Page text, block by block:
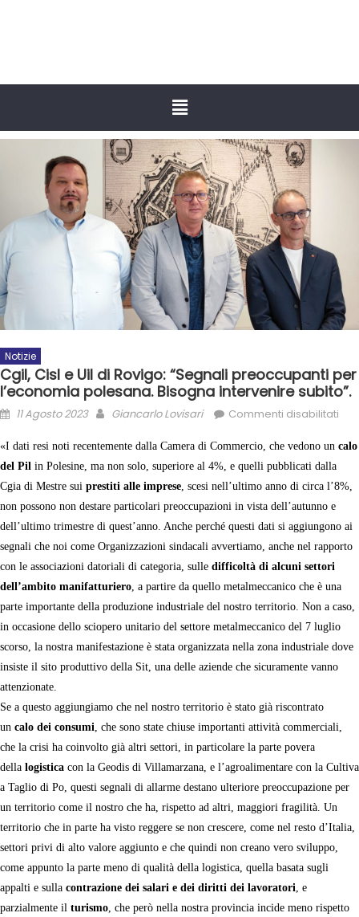
Notizie
Cgil, Cisl e Uil di Rovigo: “Segnali preoccupanti per
l’economia polesana. Bisogna intervenire subito”.
11 Agosto 2023 Giancarlo Lovisari Commenti disabilitati
«I dati resi noti recentemente dalla Camera di Commercio, che vedono un calo
del Pil in Polesine, ma non solo, superiore al 4%, e quelli pubblicati dalla
Cgia di Mestre sui prestiti alle imprese, scesi nell’ultimo anno di circa l’8%,
non possono non destare particolari preoccupazioni in vista dell’autunno e
dell’ultimo trimestre di quest’anno. Anche perché questi dati si aggiungono ai
segnali che noi come Organizzazioni sindacali avvertiamo, anche nel rapporto
con le associazioni datoriali di categoria, sulle difficoltà di alcuni settori
dell’ambito manifatturiero, a partire da quello metalmeccanico che è una
parte importante della produzione industriale del nostro territorio. Non a caso,
in occasione dello sciopero unitario del settore metalmeccanico del 7 luglio
scorso, la nostra manifestazione è stata organizzata nella zona industriale dove
insiste il sito produttivo della Sit, una delle aziende che sicuramente vanno
attenzionate.
Se a questo aggiungiamo che nel nostro territorio è stato già riscontrato
un calo dei consumi, che sono state chiuse importanti attività commerciali,
che la crisi ha coinvolto già altri settori, in particolare la parte povera
della logistica con la Geodis di Villamarzana, e l’agroalimentare con la Cultiva
a Taglio di Po, questi segnali di allarme destano ulteriore preoccupazione per
un territorio come il nostro che ha, rispetto ad altri, maggiori fragilità. Un
territorio che in parte ha visto reggere se non crescere, come nel resto d’Italia,
settori privi di alto valore aggiunto e che quindi non creano vero sviluppo,
come appunto la parte meno di qualità della logistica, quella basata sugli
appalti e sulla contrazione dei salari e dei diritti dei lavoratori, e
parzialmente il turismo, che però nella nostra provincia incide meno rispetto